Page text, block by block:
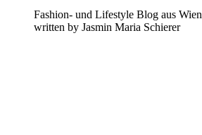
Fashion- und Lifestyle Blog aus Wien
written by Jasmin Maria Schierer